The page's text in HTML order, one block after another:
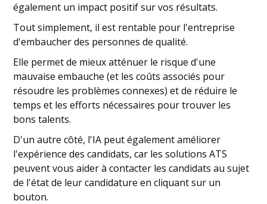
également un impact positif sur vos résultats.
Tout simplement, il est rentable pour l'entreprise
d'embaucher des personnes de qualité.
Elle permet de mieux atténuer le risque d'une
mauvaise embauche (et les coûts associés pour
résoudre les problèmes connexes) et de réduire le
temps et les efforts nécessaires pour trouver les
bons talents.
D'un autre côté, l'IA peut également améliorer
l'expérience des candidats, car les solutions ATS
peuvent vous aider à contacter les candidats au sujet
de l'état de leur candidature en cliquant sur un
bouton.